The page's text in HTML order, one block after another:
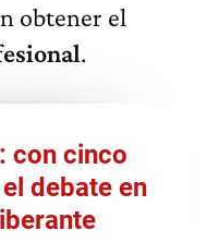
obtener el
.
con cinco
debate en